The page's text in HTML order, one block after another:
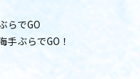
らでGO
ぶらでGO！